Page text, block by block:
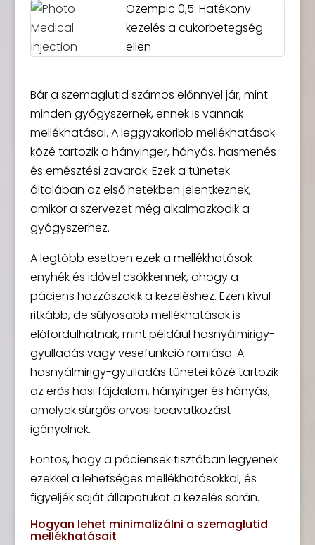
Ozempic 0,5: Hatékony
kezelés a cukorbetegség
ellen
Bár a szemaglutid számos előnnyel jár, mint
minden gyógyszernek, ennek is vannak
mellékhatásai. A leggyakoribb mellékhatások
közé tartozik a hányinger, hányás, hasmenés
és emésztési zavarok. Ezek a tünetek
általában az első hetekben jelentkeznek,
amikor a szervezet még alkalmazkodik a
gyógyszerhez.
A legtöbb esetben ezek a mellékhatások
enyhék és idővel csökkennek, ahogy a
páciens hozzászokik a kezeléshez. Ezen kívül
ritkább, de súlyosabb mellékhatások is
előfordulhatnak, mint például hasnyálmirigy-
gyulladás vagy vesefunkció romlása. A
hasnyálmirigy-gyulladás tünetei közé tartozik
az erős hasi fájdalom, hányinger és hányás,
amelyek sürgős orvosi beavatkozást
igényelnek.
Fontos, hogy a páciensek tisztában legyenek
ezekkel a lehetséges mellékhatásokkal, és
figyeljék saját állapotukat a kezelés során.
Hogyan lehet minimalizálni a szemaglutid
mellékhatásait